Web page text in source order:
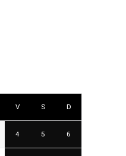
V S D
4 5 6